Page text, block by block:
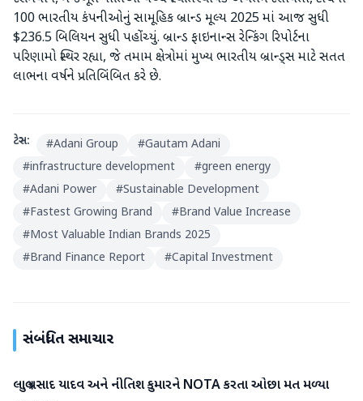
100 ભારતીય કંપનીઓનું સામૂહિક બ્રાન્ડ મૂલ્ય 2025 માં આજ સુધી
$236.5 બિલિયન સુધી પહોંચ્યું. બ્રાન્ડ ફાઇનાન્સ રેન્કિંગ રિપોર્ટના
પરિણામો સ્થિર રહ્યા, જે તમામ ક્ષેત્રોમાં મુખ્ય ભારતીય બ્રાન્ડ્સ માટે સતત
લાભના વર્ષને પ્રતિબિંબિત કરે છે.
ટેગ્સ: #Adani Group #Gautam Adani
#infrastructure development #green energy
#Adani Power #Sustainable Development
#Fastest Growing Brand #Brand Value Increase
#Most Valuable Indian Brands 2025
#Brand Finance Report #Capital Investment
સંબંધિત સમાચાર
રાષ્ટ્રીય
લાલુ પ્રસાદ યાદવ અને નીતિશ કુમારને NOTA કરતા ઓછા મત મળ્યા